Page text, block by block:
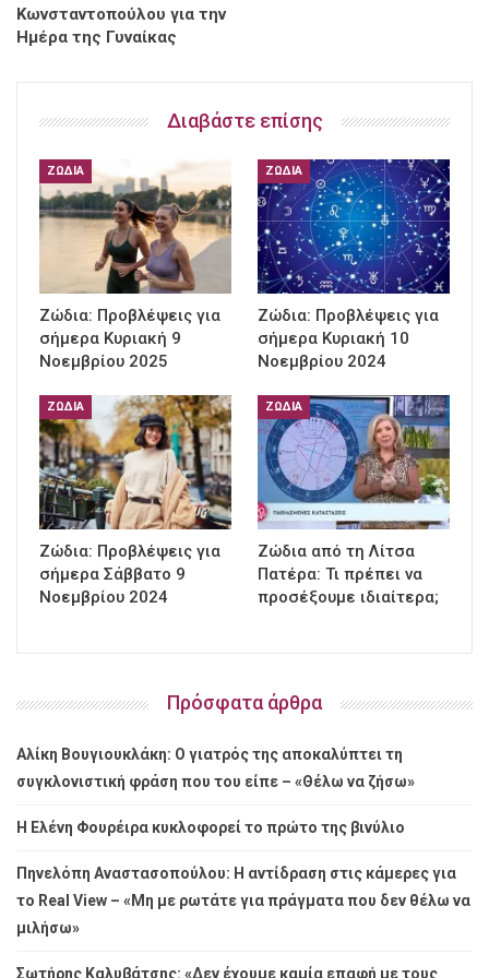
Κωνσταντοπούλου για την
Ημέρα της Γυναίκας
Διαβάστε επίσης
ΖΏΔΙΑ
Ζώδια: Προβλέψεις για
σήμερα Κυριακή 9
Νοεμβρίου 2025
ΖΏΔΙΑ
Ζώδια: Προβλέψεις για
σήμερα Κυριακή 10
Νοεμβρίου 2024
ΖΏΔΙΑ
Ζώδια: Προβλέψεις για
σήμερα Σάββατο 9
Νοεμβρίου 2024
ΖΏΔΙΑ
Ζώδια από τη Λίτσα
Πατέρα: Τι πρέπει να
προσέξουμε ιδιαίτερα;
Πρόσφατα άρθρα
Αλίκη Βουγιουκλάκη: Ο γιατρός της αποκαλύπτει τη
συγκλονιστική φράση που του είπε – «Θέλω να ζήσω»
Η Ελένη Φουρέιρα κυκλοφορεί το πρώτο της βινύλιο
Πηνελόπη Αναστασοπούλου: Η αντίδραση στις κάμερες για
το Real View – «Μη με ρωτάτε για πράγματα που δεν θέλω να
μιλήσω»
Σωτήρης Καλυβάτσης: «Δεν έχουμε καμία επαφή με τους